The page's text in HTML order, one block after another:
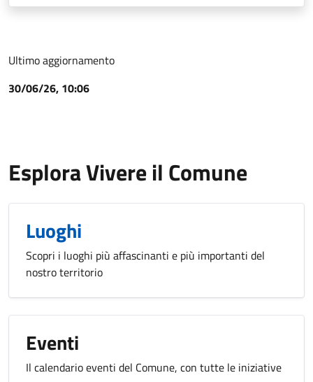
Ultimo aggiornamento
30/06/26, 10:06
Esplora Vivere il Comune
Luoghi
Scopri i luoghi più affascinanti e più importanti del
nostro territorio
Eventi
Il calendario eventi del Comune, con tutte le iniziative